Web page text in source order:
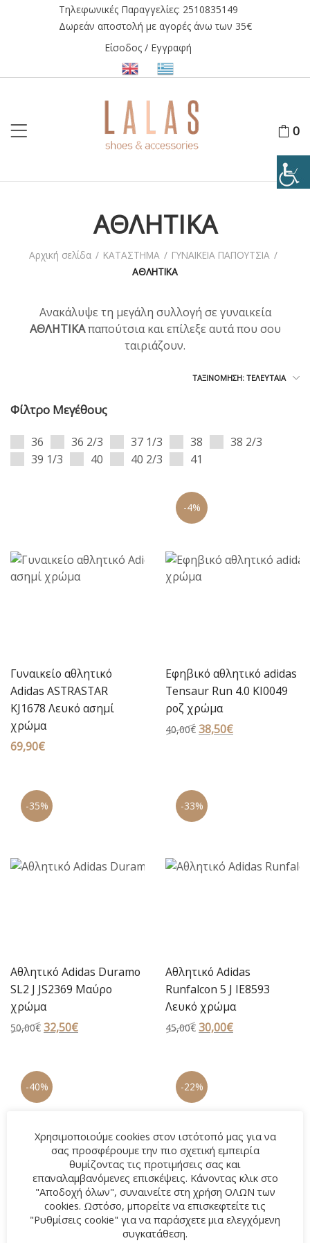
Τηλεφωνικές Παραγγελίες: 2510835149
Δωρεάν αποστολή με αγορές άνω των 35€
Είσοδος / Εγγραφή
0
ΑΘΛΗΤΙΚΑ
Αρχική σελίδα / ΚΑΤΑΣΤΗΜΑ / ΓΥΝΑΙΚΕΙΑ ΠΑΠΟΥΤΣΙΑ /
ΑΘΛΗΤΙΚΑ
Ανακάλυψε τη μεγάλη συλλογή σε γυναικεία
ΑΘΛΗΤΙΚΑπαπούτσια και επίλεξε αυτά που σου
ταιριάζουν.
ΤΑΞΙΝΌΜΗΣΗ: ΤΕΛΕΥΤΑΊΑ
Φίλτρο Μεγέθους
36 36 2/3 37 1/3 38
38 2/3
39 1/3
40 40 2/3 41
Γυναικείο αθλητικό
Adidas ASTRASTAR
KJ1678 Λευκό ασημί
χρώμα
69,90€
-4%
Εφηβικό αθλητικό adidas
Tensaur Run 4.0 KI0049
ροζ χρώμα
40,00€ Original
38,50€Η
-35%
Αθλητικό Adidas Duramo
SL2 J JS2369 Μαύρο
χρώμα
50,00€ Original
50,00€.
32,50€Η
-33%
Αθλητικό Adidas
Runfalcon 5 J IE8593
Λευκό χρώμα
45,00€ Original
45,00€.
30,00€Η
-40% -22%
Χρησιμοποιούμε cookies στον ιστότοπό μας για να
σας προσφέρουμε την πιο σχετική εμπειρία
θυμίζοντας τις προτιμήσεις σας και
επαναλαμβανόμενες επισκέψεις. Κάνοντας κλικ στο
"Αποδοχή όλων", συναινείτε στη χρήση ΟΛΩΝ των
cookies. Ωστόσο, μπορείτε να επισκεφτείτε τις
"Ρυθμίσεις cookie" για να παράσχετε μια ελεγχόμενη
συγκατάθεση.